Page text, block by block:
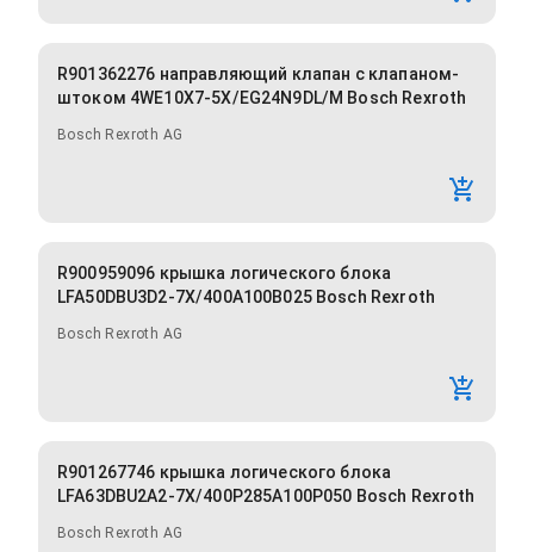
R901362276 направляющий клапан с клапаном-
штоком 4WE10X7-5X/EG24N9DL/M Bosch Rexroth
Bosch Rexroth AG
R900959096 крышка логического блока
LFA50DBU3D2-7X/400A100B025 Bosch Rexroth
Bosch Rexroth AG
R901267746 крышка логического блока
LFA63DBU2A2-7X/400P285A100P050 Bosch Rexroth
Bosch Rexroth AG